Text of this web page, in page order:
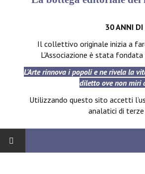
30 ANNI DI
Il collettivo originale inizia a
L'Associazione è stata
L'Arte rinnova i popoli e ne rivela la
diletto ove non miri
Utilizzando questo sito accetti
analatici di